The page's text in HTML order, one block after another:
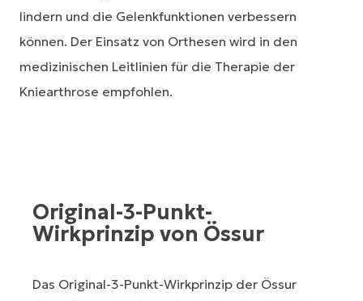
lindern und die Gelenkfunktionen verbessern
können. Der Einsatz von Orthesen wird in den
medizinischen Leitlinien für die Therapie der
Kniearthrose empfohlen.
Original-3-Punkt-
Wirkprinzip von Össur
Das Original-3-Punkt-Wirkprinzip der Össur